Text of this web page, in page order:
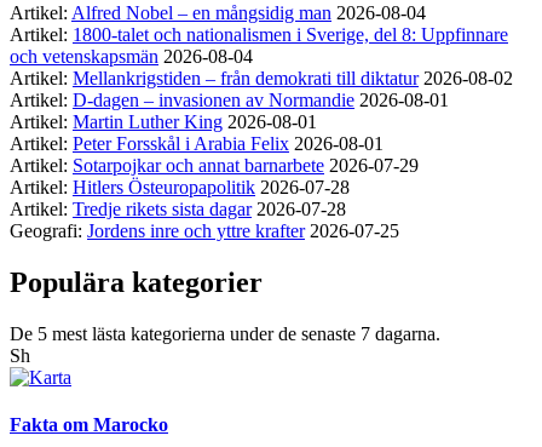
Artikel: Alfred Nobel – en mångsidig man 2026-08-04
Artikel: 1800-talet och nationalismen i Sverige, del 8: Uppfinnare
och vetenskapsmän 2026-08-04
Artikel: Mellankrigstiden – från demokrati till diktatur 2026-08-02
Artikel: D-dagen – invasionen av Normandie 2026-08-01
Artikel: Martin Luther King 2026-08-01
Artikel: Peter Forsskål i Arabia Felix 2026-08-01
Artikel: Sotarpojkar och annat barnarbete 2026-07-29
Artikel: Hitlers Östeuropapolitik 2026-07-28
Artikel: Tredje rikets sista dagar 2026-07-28
Geografi: Jordens inre och yttre krafter 2026-07-25
Populära kategorier
De 5 mest lästa kategorierna under de senaste 7 dagarna.
Sh
Fakta om Marocko